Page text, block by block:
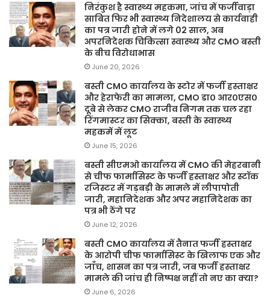
निरंकुश है स्वास्थ्य महकमा, जांच में फर्जीवाड़ा
साबित फिर भी स्वास्थ्य निदेशालय से कार्यवाही
का पत्र जारी होने में लगे 02 साल, अब
अपरनिदेशक चिकित्सा स्वास्थ्य और CMO बस्ती
के बीच विरोधाभास
June 20, 2026
बस्ती CMO कार्यालय के स्टोर में फर्जी हस्ताक्षर
और हेराफेरी का मामला, CMO डा० आर०एस०
दूबे से लेकर CMO राजीव निगम तक चल रहा
रिंगमास्टर का सिक्का, बस्ती के स्वास्थ्य
महकमें में लूट
June 15, 2026
बस्ती सीएमओ कार्यालय में CMO की मेहरबानी
से चीफ फार्मासिस्ट के फर्जी हस्ताक्षर और स्टॉक
रजिस्टर में गड़बड़ी के मामले में लीपापोती
जारी, महानिदेशक और अपर महानिदेशक का
पत्र भी ठेंगे पर
June 12, 2026
बस्ती CMO कार्यालय में तैनात फर्जी हस्ताक्षर
के आरोपी चीफ फार्मासिस्ट के खिलाफ एक और
जाँच, शासन का पत्र जारी, जब फर्जी हस्ताक्षर
मामले की जांच ही निष्पक्ष नहीं तो नए का क्या?
June 6, 2026